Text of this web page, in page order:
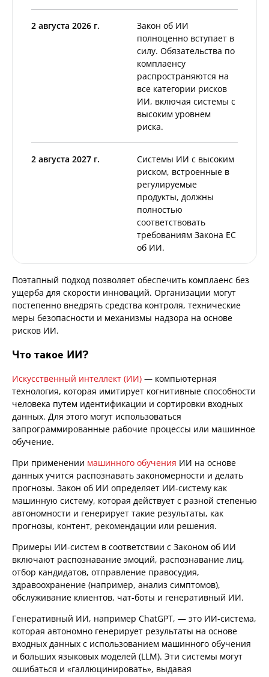
2 августа 2026 г.
Закон об ИИ
полноценно вступает в
силу. Обязательства по
комплаенсу
распространяются на
все категории рисков
ИИ, включая системы с
высоким уровнем
риска.
2 августа 2027 г.
Системы ИИ с высоким
риском, встроенные в
регулируемые
продукты, должны
полностью
соответствовать
требованиям Закона ЕС
об ИИ.
Поэтапный подход позволяет обеспечить комплаенс без
ущерба для скорости инноваций. Организации могут
постепенно внедрять средства контроля, технические
меры безопасности и механизмы надзора на основе
рисков ИИ.
Что такое ИИ?
Искусственный интеллект (ИИ) — компьютерная
технология, которая имитирует когнитивные способности
человека путем идентификации и сортировки входных
данных. Для этого могут использоваться
запрограммированные рабочие процессы или машинное
обучение.
При применении машинного обучения ИИ на основе
данных учится распознавать закономерности и делать
прогнозы. Закон об ИИ определяет ИИ-систему как
машинную систему, которая действует с разной степенью
автономности и генерирует такие результаты, как
прогнозы, контент, рекомендации или решения.
Примеры ИИ-систем в соответствии с Законом об ИИ
включают распознавание эмоций, распознавание лиц,
отбор кандидатов, отправление правосудия,
здравоохранение (например, анализ симптомов),
обслуживание клиентов, чат-боты и генеративный ИИ.
Генеративный ИИ, например ChatGPT, — это ИИ-система,
которая автономно генерирует результаты на основе
входных данных с использованием машинного обучения
и больших языковых моделей (LLM). Эти системы могут
ошибаться и «галлюцинировать», выдавая